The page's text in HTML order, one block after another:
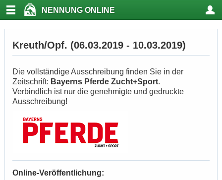
NENNUNG ONLINE
Kreuth/Opf. (06.03.2019 - 10.03.2019)
Die vollständige Ausschreibung finden Sie in der
Zeitschrift: Bayerns Pferde Zucht+Sport.
Verbindlich ist nur die genehmigte und gedruckte
Ausschreibung!
Online-Veröffentlichung: